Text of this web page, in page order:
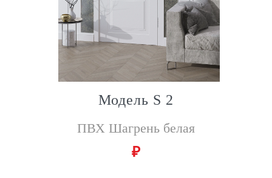
Модель S 2
ПВХ Шагрень белая
₽